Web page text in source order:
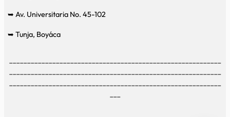
➥ Av. Universitaria No. 45-102
➥ Tunja, Boyáca